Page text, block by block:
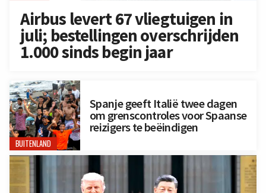
Airbus levert 67 vliegtuigen in
juli; bestellingen overschrijden
1.000 sinds begin jaar
BUITENLAND
Spanje geeft Italië twee dagen
om grenscontroles voor Spaanse
reizigers te beëindigen